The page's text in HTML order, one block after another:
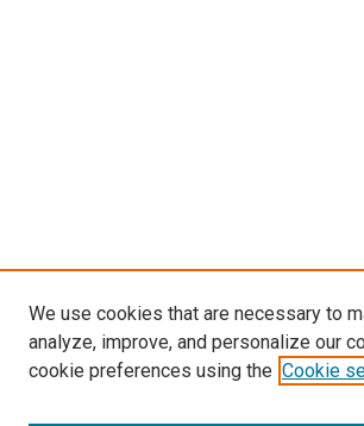
We use cookies that are necessary to
analyze, improve, and personalize our
cookie preferences using the Cookie